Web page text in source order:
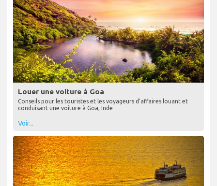
Louer une voiture à Goa
Conseils pour les touristes et les voyageurs d'affaires louant et
conduisant une voiture à Goa, Inde
Voir...